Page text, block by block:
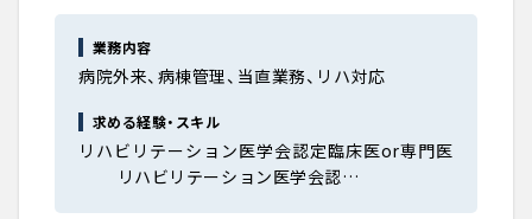
業務内容
病院外来、病棟管理、当直業務、リハ対応
求める経験・スキル
リハビリテーション医学会認定臨床医or専門医
リハビリテーション医学会認…